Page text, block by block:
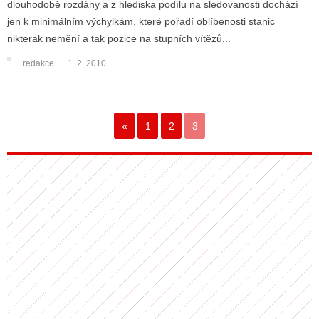
TELEVIZE
INTERNET
RÁDIA
STRÁNKY RÁDIÍ
STRÁNKY TV
TISK
dlouhodobě rozdány a z hlediska podílu na sledovanosti dochází
jen k minimálním výchylkám, které pořadí oblíbenosti stanic
nikterak nemění a tak pozice na stupních vítězů...
redakce 1. 2. 2010
« 1 2 3